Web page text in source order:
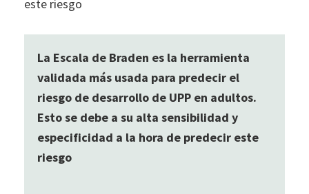
este riesgo
La Escala de Braden es la herramienta
validada más usada para predecir el
riesgo de desarrollo de UPP en adultos.
Esto se debe a su alta sensibilidad y
especificidad a la hora de predecir este
riesgo